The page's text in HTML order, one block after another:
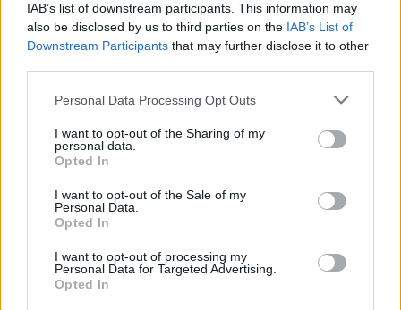
IAB’s list of downstream participants. This information may
also be disclosed by us to third parties on the IAB’s List of
Downstream Participants that may further disclose it to other
Please note that this website/app uses one or more Google
not limited to your visit or usage behaviour. You may click to
grant or deny consent to Google and its third-party tags to
use your data for below specified purposes in below Google
consent section.
Personal Data Processing Opt Outs
I want to opt-out of the Sharing of my
personal data.
Opted In
I want to opt-out of the Sale of my
Personal Data.
Opted In
I want to opt-out of processing my
Personal Data for Targeted Advertising.
Opted In
#NYUGDÍJ
Népszerű